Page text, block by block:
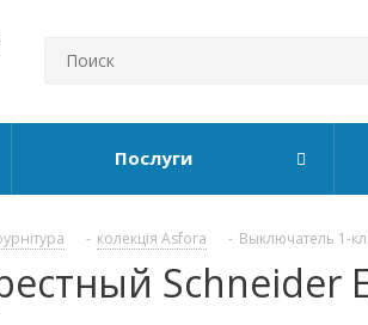
Послуги
- колекція Asfora - Выключатель 1-
Schneider